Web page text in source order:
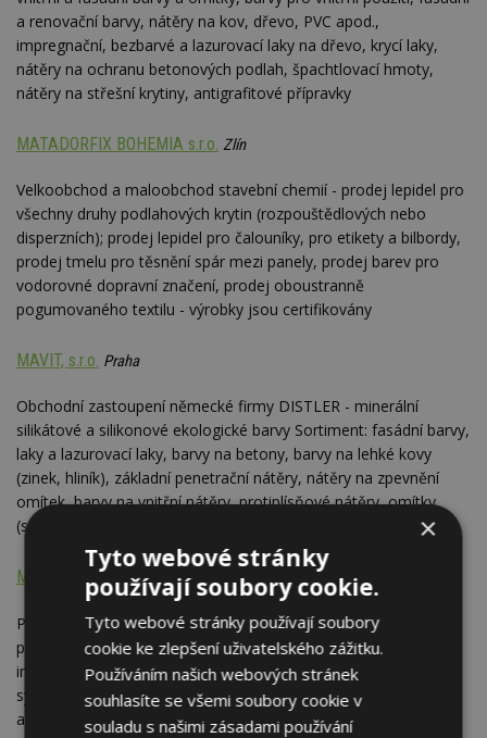
a renovační barvy, nátěry na kov, dřevo, PVC apod.,
impregnační, bezbarvé a lazurovací laky na dřevo, krycí laky,
nátěry na ochranu betonových podlah, špachtlovací hmoty,
nátěry na střešní krytiny, antigrafitové přípravky
MATADORFIX BOHEMIA s.r.o. Zlín
Velkoobchod a maloobchod stavební chemií - prodej lepidel pro
všechny druhy podlahových krytin (rozpouštědlových nebo
disperzních); prodej lepidel pro čalouníky, pro etikety a bilbordy,
prodej tmelu pro těsnění spár mezi panely, prodej barev pro
vodorovné dopravní značení, prodej oboustranně
pogumovaného textilu - výrobky jsou certifikovány
MAVIT, s.r.o. Praha
Obchodní zastoupení německé firmy DISTLER - minerální
silikátové a silikonové ekologické barvy Sortiment: fasádní barvy,
laky a lazurovací laky, barvy na betony, barvy na lehké kovy
(zinek, hliník), základní penetrační nátěry, nátěry na zpevnění
omítek, barvy na vnitřní nátěry, protiplísňové nátěry, omítky
(suché směsi, pasty)
MC - BAUCHEMIE s.r.o. Beroun
Prodej stavebních chemických výrobků; prodej materiálů pro
průmyslové podlahy; prodej stavebních materiálů; výroba
injektážních materiálů; materiály pro sanační a ochranné
systémy železobetonových konstrukcí; přísady do betonů
a malt; izolace staveb; poradenství
×
Tyto webové stránky
používají soubory cookie.
Tyto webové stránky používají soubory
cookie ke zlepšení uživatelského zážitku.
Používáním našich webových stránek
souhlasíte se všemi soubory cookie v
souladu s našimi zásadami používání